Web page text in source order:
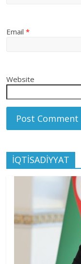
Email*
Website
İQTİSADİYYAT